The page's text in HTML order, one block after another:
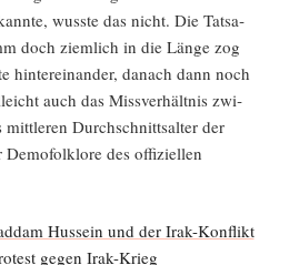
wuss­te das nicht. Die Tat­sa­
doch ziem­lich in die Län­ge zog
hin­ter­ein­an­der, danach dann noch
auch das Miss­ver­hält­nis zwi­
mitt­le­ren Durch­schnitts­al­ter der
Demo­folk­lo­re des offi­zi­el­len
Hus­sein und der Irak-Kon­flikt
gegen Irak-Krieg